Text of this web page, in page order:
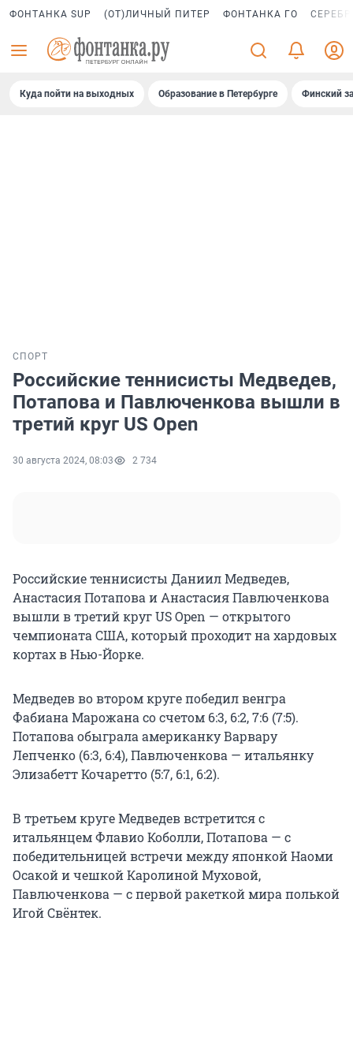
ФОНТАНКА SUP (ОТ)ЛИЧНЫЙ ПИТЕР ФОНТАНКА ГО
Куда пойти на выходных Образование в Петербурге Финский
СПОРТ
Российские теннисисты Медведев,
Потапова и Павлюченкова вышли в
третий круг US Open
30 августа 2024, 08:03 2 734
Российские теннисисты Даниил Медведев,
Анастасия Потапова и Анастасия Павлюченкова
вышли в третий круг US Open — открытого
чемпионата США, который проходит на хардовых
кортах в Нью-Йорке.
Медведев во втором круге победил венгра
Фабиана Марожана со счетом 6:3, 6:2, 7:6 (7:5).
Потапова обыграла американку Варвару
Лепченко (6:3, 6:4), Павлюченкова — итальянку
Элизабетт Кочаретто (5:7, 6:1, 6:2).
В третьем круге Медведев встретится с
итальянцем Флавио Коболли, Потапова — с
победительницей встречи между японкой Наоми
Осакой и чешкой Каролиной Муховой,
Павлюченкова — с первой ракеткой мира полькой
Игой Свёнтек.